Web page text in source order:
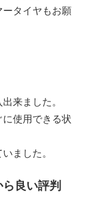
ータイヤもお願
来ました。
使用できる状
ました。
良い評判